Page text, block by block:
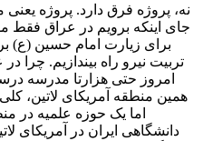
نه، پروژه فرق دارد. پروژه یعنی
جای اینکه برویم در عراق فقط
برای زیارت امام حسین (ع)
تربیت نیرو راه بیندازیم. چرا
امروز حتی هزارتا مدرسه
همین منطقه آمریکای لاتین،
اما یک حوزه علمیه در
دانشگاهی ایران در آمریکای